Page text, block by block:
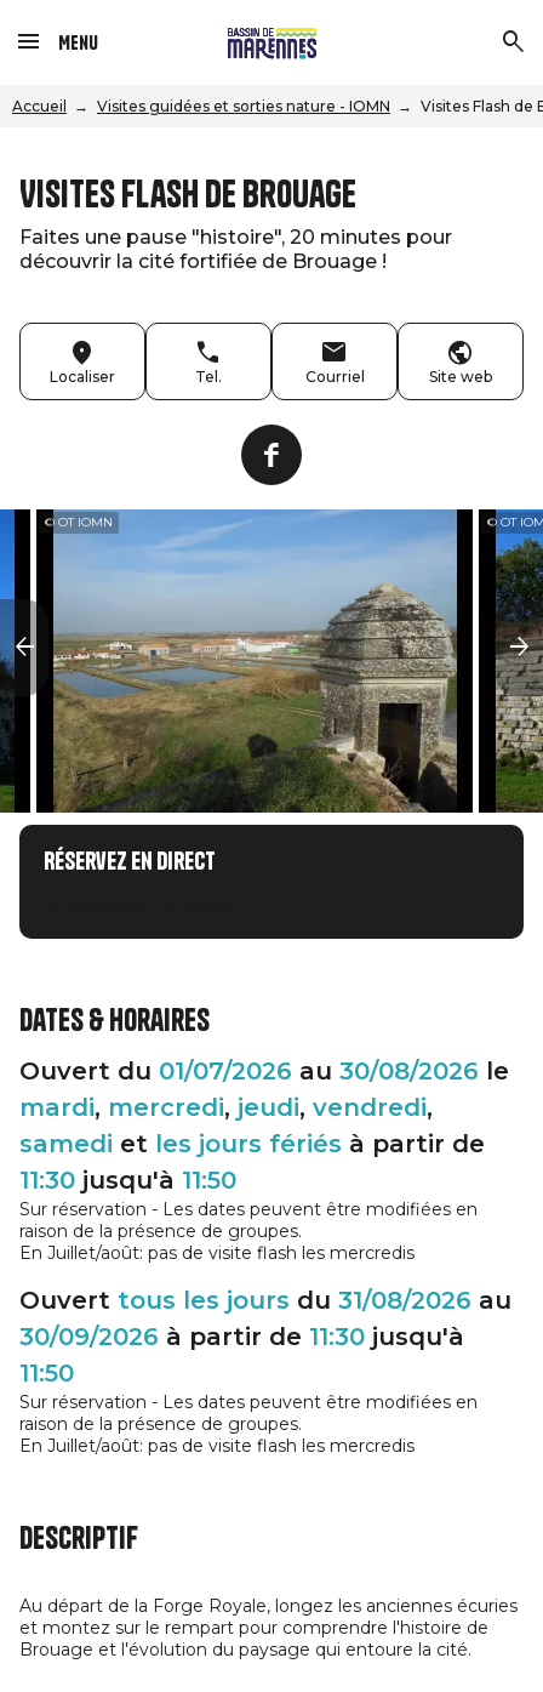
Menu
Accueil Visites guidées et sorties nature - IOMN Visites Flash de
Visites Flash de Brouage
Faites une pause "histoire", 20 minutes pour
découvrir la cité fortifiée de Brouage !
Localiser Tel. Courriel Site web
© OT IOMN © OT
Réservez en direct
Dates & horaires
Ouvert du 01/07/2026 au 30/08/2026 le
mardi, mercredi, jeudi, vendredi,
samedi et les jours fériés à partir de
11:30 jusqu'à 11:50
Sur réservation - Les dates peuvent être modifiées en
raison de la présence de groupes.
En Juillet/août: pas de visite flash les mercredis
Ouvert tous les jours du 31/08/2026 au
30/09/2026 à partir de 11:30 jusqu'à
11:50
Sur réservation - Les dates peuvent être modifiées en
raison de la présence de groupes.
En Juillet/août: pas de visite flash les mercredis
Descriptif
Au départ de la Forge Royale, longez les anciennes écuries
et montez sur le rempart pour comprendre l'histoire de
Brouage et l'évolution du paysage qui entoure la cité.